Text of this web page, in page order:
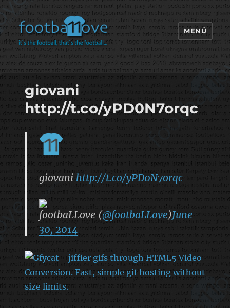
footbaLLove
MENÜ
giovani
http://t.co/yPD0N7orqc
giovani http://t.co/yPD0N7orqc
footbaLLove (@footbaLLove)June
30, 2014